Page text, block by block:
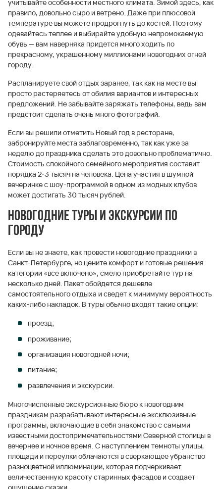
учитывайте особенности местного климата. Зимой здесь, как
правило, довольно сыро и ветрено. Даже при плюсовой
температуре вы можете продрогнуть до костей. Поэтому
одевайтесь теплее и выбирайте удобную непромокаемую
обувь — вам наверняка придется много ходить по
прекрасному, украшенному миллионами новогодних огней
городу.
Распланируете свой отдых заранее, так как на месте вы
просто растеряетесь от обилия вариантов и интересных
предложений. Не забывайте заряжать телефоны, ведь вам
предстоит сделать очень много фотографий.
Если вы решили отметить Новый год в ресторане,
забронируйте места заблаговременно, так как уже за
неделю до праздника сделать это довольно проблематично.
Стоимость спокойного семейного мероприятия составит
порядка 2-3 тысяч на человека. Цена участия в шумной
вечеринке с шоу-программой в одном из модных клубов
может достигать 30 тысяч рублей.
Новогодние туры и экскурсии по
городу
Если вы не знаете, как провести новогодние праздники в
Санкт-Петербурге, но цените комфорт и готовые решения
категории «все включено», смело приобретайте тур на
несколько дней. Пакет обойдется дешевле
самостоятельного отдыха и сведет к минимуму вероятность
каких-либо накладок. В туры обычно входят такие опции:
проезд;
проживание;
организация новогодней ночи;
питание;
развлечения и экскурсии.
Многочисленные экскурсионные бюро к новогодним
праздникам разрабатывают интересные эксклюзивные
программы, включающие в себя знакомство с самыми
известными достопримечательностями Северной столицы в
вечернее и ночное время. С наступлением темноты улицы,
площади и переулки облачаются в сверкающее убранство
разноцветной иллюминации, которая подчеркивает
величественную красоту старинных фасадов и создает